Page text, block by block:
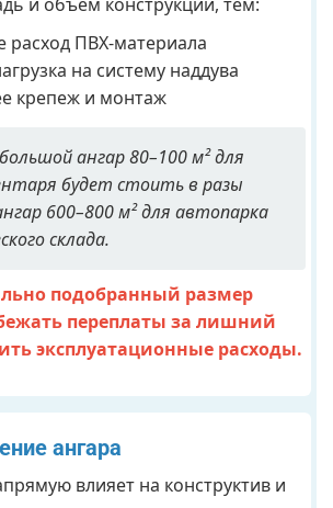
расход ПВХ-материала
на систему наддува
крепеж и монтаж
ангар 80–100 м² для
будет стоить в разы
600–800 м² для автопарка
склада.
подобранный размер
переплаты за лишний
эксплуатационные расходы.
ангара
влияет на конструктив и